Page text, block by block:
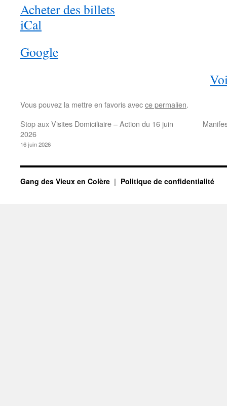
Acheter des billets
iCal
Google
Vous pouvez la mettre en favoris avecce permalien.
Stop aux Visites Domiciliaire – Action du 16 juin
2026
16 juin 2026
Gang des Vieux en Colère Politique de confidentialité